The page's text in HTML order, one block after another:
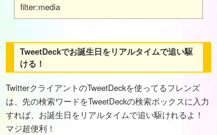
filter:media
TweetDeckでお誕生日をリアルタイムで追い駆
ける！
TwitterクライアントのTweetDeckを使ってるフレンズ
は、先の検索ワードをTweetDeckの検索ボックスに入力
すれば、お誕生日をリアルタイムで追い駆けれるよ！
マジ超便利！